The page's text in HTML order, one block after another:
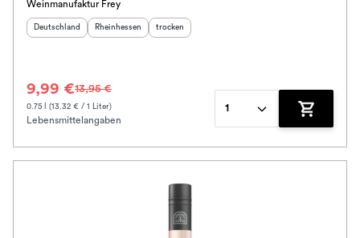
Weinmanufaktur Frey
Herkunftsland
Deutschland Herkunftsregion :
Rheinhessen Geschmack
trocken
9,99 €13,95 €
0.75 l (13.32 € / 1 Liter)
Lebensmittelangaben
1
Zum